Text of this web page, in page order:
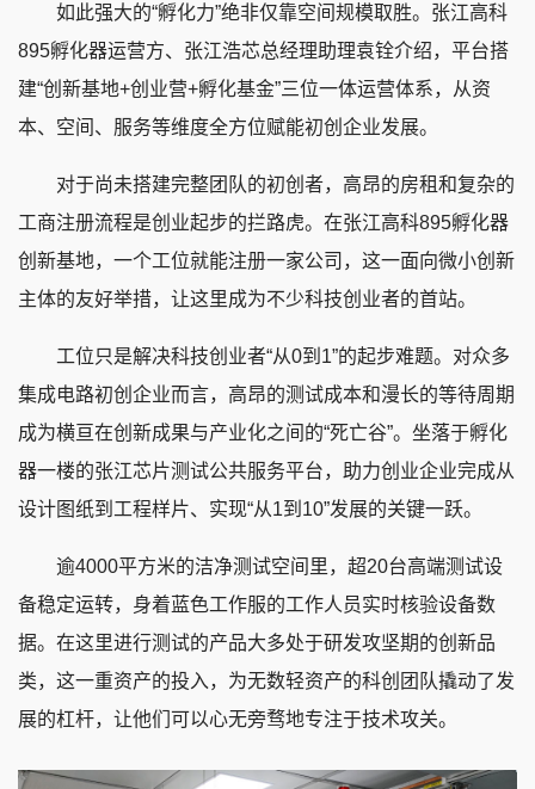
如此强大的“孵化力”绝非仅靠空间规模取胜。张江高科
895孵化器运营方、张江浩芯总经理助理袁铨介绍，平台搭
建“创新基地+创业营+孵化基金”三位一体运营体系，从资
本、空间、服务等维度全方位赋能初创企业发展。
对于尚未搭建完整团队的初创者，高昂的房租和复杂的
工商注册流程是创业起步的拦路虎。在张江高科895孵化器
创新基地，一个工位就能注册一家公司，这一面向微小创新
主体的友好举措，让这里成为不少科技创业者的首站。
工位只是解决科技创业者“从0到1”的起步难题。对众多
集成电路初创企业而言，高昂的测试成本和漫长的等待周期
成为横亘在创新成果与产业化之间的“死亡谷”。坐落于孵化
器一楼的张江芯片测试公共服务平台，助力创业企业完成从
设计图纸到工程样片、实现“从1到10”发展的关键一跃。
逾4000平方米的洁净测试空间里，超20台高端测试设
备稳定运转，身着蓝色工作服的工作人员实时核验设备数
据。在这里进行测试的产品大多处于研发攻坚期的创新品
类，这一重资产的投入，为无数轻资产的科创团队撬动了发
展的杠杆，让他们可以心无旁骛地专注于技术攻关。